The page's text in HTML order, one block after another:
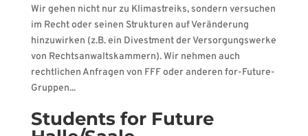
Wir gehen nicht nur zu Klimastreiks, sondern versuchen
im Recht oder seinen Strukturen auf Veränderung
hinzuwirken (z.B. ein Divestment der Versorgungswerke
von Rechtsanwaltskammern). Wir nehmen auch
rechtlichen Anfragen von FFF oder anderen for-Future-
Gruppen...
Students for Future